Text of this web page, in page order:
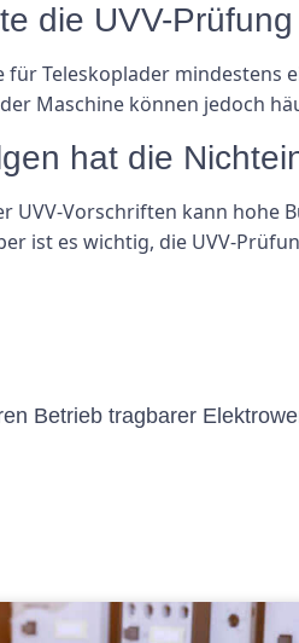
die UVV-
für Teleskoplader mindestens
Maschine können jedoch
hat die
UVV-Vorschriften kann hohe
ist es wichtig, die UVV-
Betrieb tragbarer